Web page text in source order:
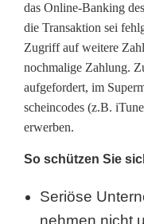
das On­line-Ban­king
die Transaktion sei
Zugriff auf weitere
nochmalige Zahlung.
aufgefordert, im
schein­codes (z.B.
erwerben.
So schützen Sie
Seriöse
nehmen nicht